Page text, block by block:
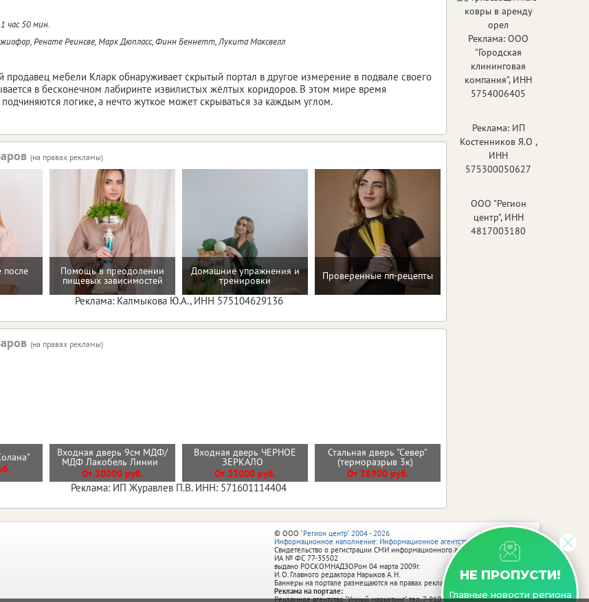
1 час 50 мин.
Ренате Реинсве, Марк Дюпласс, Финн Беннетт, Лукита Максвелл
продавец мебели Кларк обнаруживает скрытый портал в другое измерение в подвале своего
в бесконечном лабиринте извилистых жёлтых коридоров. В этом мире время
подчиняются логике, а нечто жуткое может скрываться за каждым углом.
(на правах рекламы)
после Помощь в преодолении
пищевых зависимостей
Домашние упражнения и
тренировки Проверенные пп-рецепты
Реклама: Калмыкова Ю.А., ИНН 575104629136
(на правах рекламы)
Входная дверь 9см МДФ/
МДФ Лакобель Линии
От 30000 руб.
Входная дверь ЧЕРНОЕ
ЗЕРКАЛО
От 33000 руб.
Стальная дверь "Север"
(терморазрыв 3к)
От 38900 руб.
Реклама: ИП Журавлев П.В. ИНН: 571601114404
Реклама: ООО
"Городская
клининговая
компания", ИНН
5754006405
Реклама: ИП
Костенников Я.О ,
ИНН
575300050627
ООО "Регион
центр", ИНН
4817003180
НЕ ПРОПУСТИ!
Главные новости региона
© ООО "Регион центр" 2004 - 2026
Информационное наполнение: Информационное агентство vRossii.ru
Свидетельство о регистрации СМИ информационного агентства vRossii.ru
ИА № ФС 77‑35502
выдано РОСКОМНАДЗОРом 04 марта 2009г.
И. О. Главного редактора Нарыков А. Н.
Баннеры на портале размещаются на правах рекламы.
Реклама на портале:
Рекламное агентство "Умный маркетинг" тел. 7-910-267-70-40,